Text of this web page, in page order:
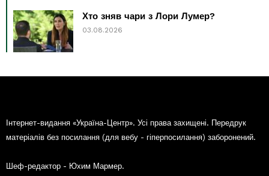
Хто зняв чари з Лори Лумер?
03.08.2026
Інтернет-видання «Україна-Центр». Усі права захищені. Передрук
матеріалів без посилання (для вебу - гіперпосилання) заборонений.
Шеф-редактор - Юхим Мармер.